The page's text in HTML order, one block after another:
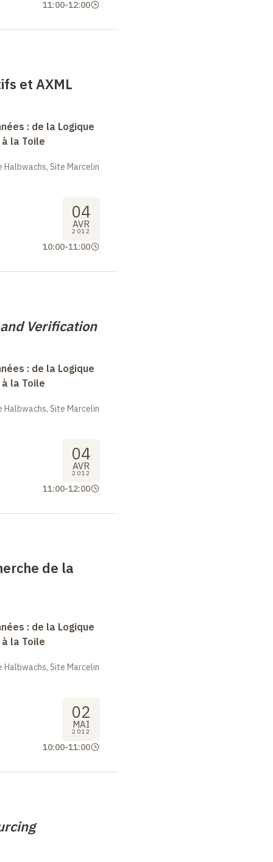
11:00-12:00
et AXML
: de la Logique
la Toile
Site Marcelin
04
AVR
2012
10:00-11:00
Verification
: de la Logique
la Toile
Site Marcelin
04
AVR
2012
11:00-12:00
de la
: de la Logique
la Toile
Site Marcelin
02
MAI
2012
10:00-11:00